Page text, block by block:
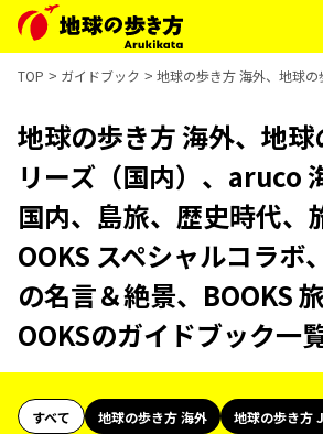
TOP ガイドブック 地球の歩き方 海外、地球
地球の歩き方 海外、地
リーズ（国内）、aruco
国内、島旅、歴史時代、
OOKS スペシャルコラボ
の名言＆絶景、BOOKS
OOKSのガイドブック一
すべて 地球の歩き方 海外
地球の歩き方